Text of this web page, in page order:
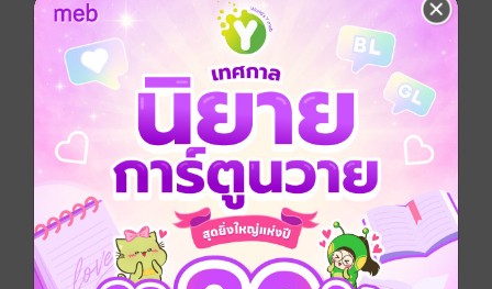
สะใภ้ โดยเขาเกลียดผู้หญิงคนนี้มาตั้งแต่เด็กๆ แต่มีเหตุให้
เปลี่ยนใจจากการที่เขาขอเงินจากมารดาเพื่อไปลงทุนเปิด
บริษัทของตัวเอง คุณแก้วกานดามารดาของเขายื่นข้อ
เสนอให้เขาแต่งงานกับพิมพ์ชนกแลกกับเงินยี่สิบล้าน
งานนี้ใครจะวางแผนหลอกใคร แล้วใครจะชนะ โปรด
ติดตาม
โรมานซ์ โรแมนติก แก้แค้น ครอบครัว
ประเภทไฟล์ pdf, epub(สารบัญ)